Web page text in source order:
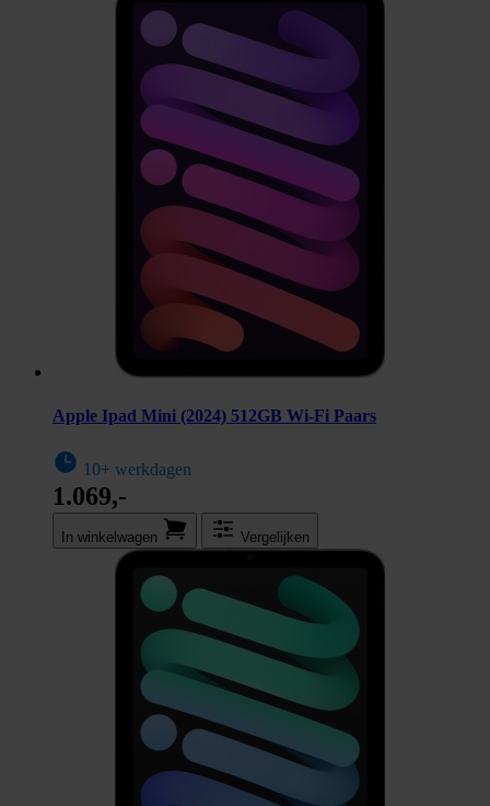
Apple Ipad Mini (2024) 512GB Wi-Fi Paars
10+ werkdagen
1.069,-
In winkel­wagen Vergelijken